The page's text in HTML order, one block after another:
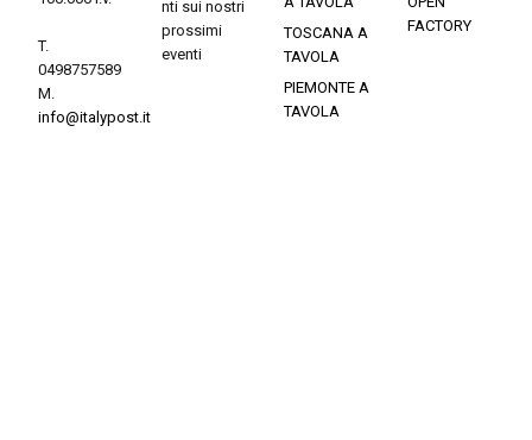
T.
0498757589
M.
info@italypost.it
nti sui nostri
prossimi
eventi
TOSCANA A
TAVOLA
PIEMONTE A
TAVOLA
FACTORY